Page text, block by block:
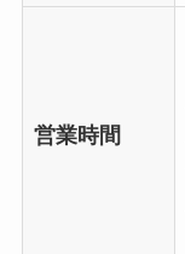
営業時間